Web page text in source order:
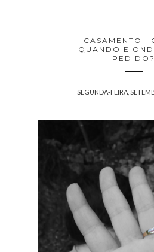
CASAMENTO |
QUANDO E
PEDIDO?
SEGUNDA-FEIRA,